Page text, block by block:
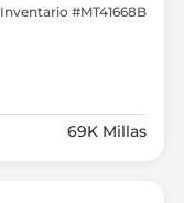
Inventario #MT41668B
69K Millas